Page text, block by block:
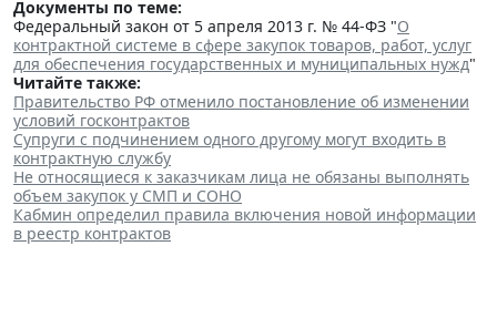
Документы по теме:
Федеральный закон от 5 апреля 2013 г. № 44-ФЗ "О
контрактной системе в сфере закупок товаров, работ, услуг
для обеспечения государственных и муниципальных нужд"
Читайте также:
Правительство РФ отменило постановление об изменении
условий госконтрактов
Супруги с подчинением одного другому могут входить в
контрактную службу
Не относящиеся к заказчикам лица не обязаны выполнять
объем закупок у СМП и СОНО
Кабмин определил правила включения новой информации
в реестр контрактов